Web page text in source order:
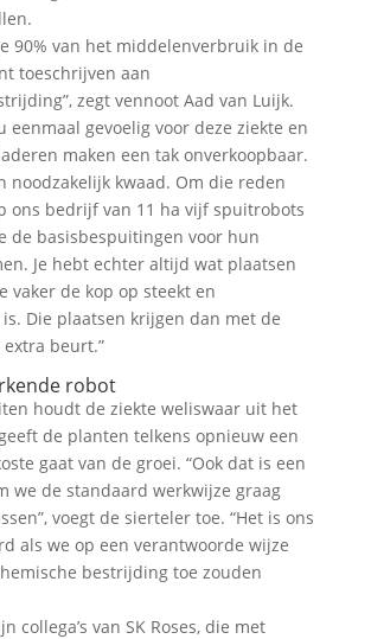
90% van het middelenverbruik in de
toeschrijven aan
zegt vennoot Aad van Luijk.
eenmaal gevoelig voor deze ziekte en
maken een tak onverkoopbaar.
noodzakelijk kwaad. Om die reden
ons bedrijf van 11 ha vijf spuitrobots
de basisbespuitingen voor hun
Je hebt echter altijd wat plaatsen
vaker de kop op steekt en
Die plaatsen krijgen dan met de
beurt.”
robot
houdt de ziekte weliswaar uit het
de planten telkens opnieuw een
gaat van de groei. “Ook dat is een
we de standaard werkwijze graag
voegt de sierteler toe. “Het is ons
als we op een verantwoorde wijze
bestrijding toe zouden
collega’s van SK Roses, die met